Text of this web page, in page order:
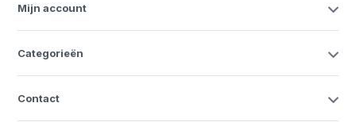
Mijn account
Categorieën
Contact